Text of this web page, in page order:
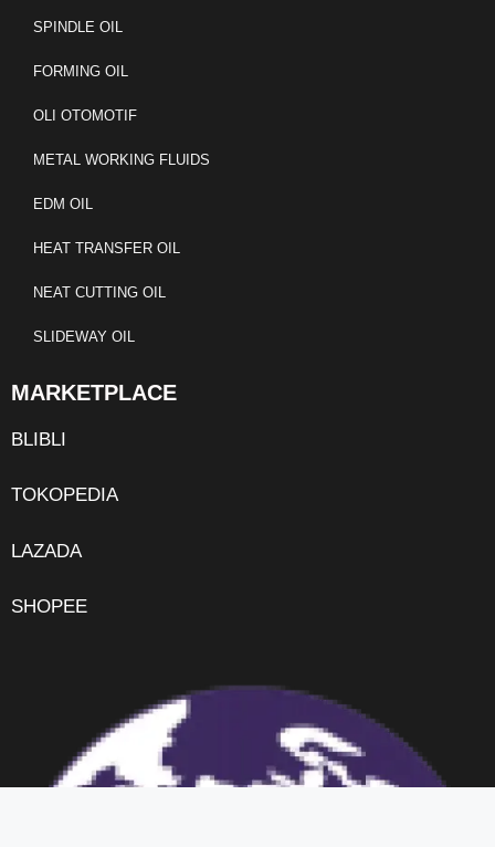
SPINDLE OIL
FORMING OIL
OLI OTOMOTIF
METAL WORKING FLUIDS
EDM OIL
HEAT TRANSFER OIL
NEAT CUTTING OIL
SLIDEWAY OIL
MARKETPLACE
BLIBLI
TOKOPEDIA
LAZADA
SHOPEE